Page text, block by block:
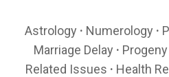
Astrology · Numerology ·
Marriage Delay · Progeny
Related Issues · Health